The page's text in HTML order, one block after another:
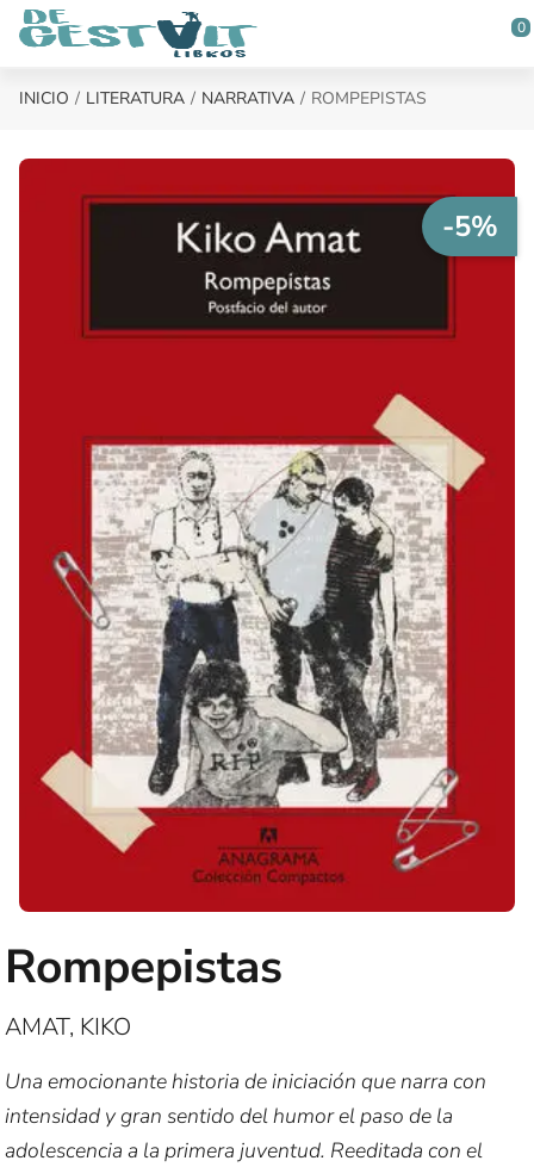
Saltar al contenido principal
0
INICIO LITERATURA NARRATIVA ROMPEPISTAS
-5%
Rompepistas
AMAT, KIKO
Una emocionante historia de iniciación que narra con
intensidad y gran sentido del humor el paso de la
adolescencia a la primera juventud. Reeditada con el